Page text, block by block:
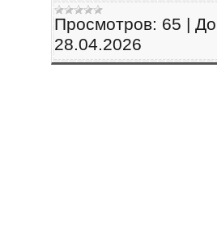
Просмотров: 65 |
28.04.2026